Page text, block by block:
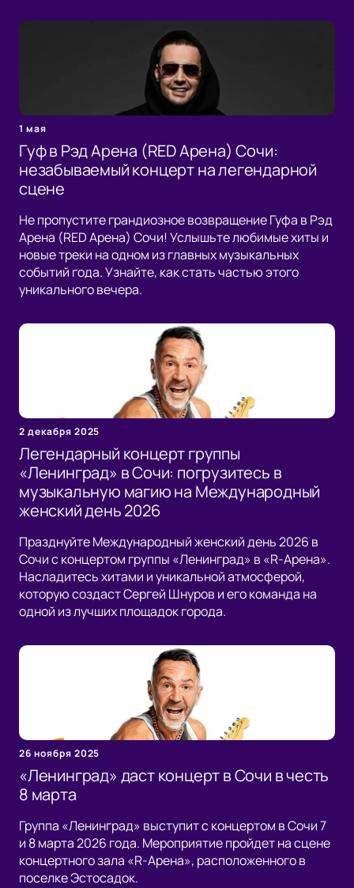
1 мая
Гуф в Рэд Арена (RED Арена) Сочи:
незабываемый концерт на легендарной
сцене
Не пропустите грандиозное возвращение Гуфа в Рэд
Арена (RED Арена) Сочи! Услышьте любимые хиты и
новые треки на одном из главных музыкальных
событий года. Узнайте, как стать частью этого
уникального вечера.
2 декабря 2025
Легендарный концерт группы
«Ленинград» в Сочи: погрузитесь в
музыкальную магию на Международный
женский день 2026
Празднуйте Международный женский день 2026 в
Сочи с концертом группы «Ленинград» в «R-Арена».
Насладитесь хитами и уникальной атмосферой,
которую создаст Сергей Шнуров и его команда на
одной из лучших площадок города.
26 ноября 2025
«Ленинград» даст концерт в Сочи в честь
8 марта
Группа «Ленинград» выступит с концертом в Сочи 7
и 8 марта 2026 года. Мероприятие пройдет на сцене
концертного зала «R-Арена», расположенного в
поселке Эстосадок.